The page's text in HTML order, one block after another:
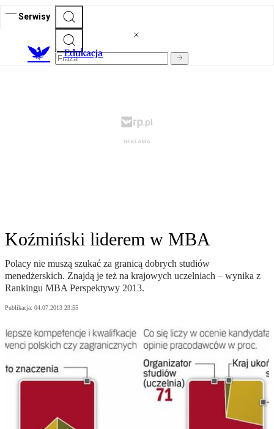
Serwisy
Edukacja
Koźmiński liderem w MBA
Polacy nie muszą szukać za granicą dobrych studiów
menedżerskich. Znajdą je też na krajowych uczelniach – wynika z
Rankingu MBA Perspektywy 2013.
Publikacja: 04.07.2013 23:55